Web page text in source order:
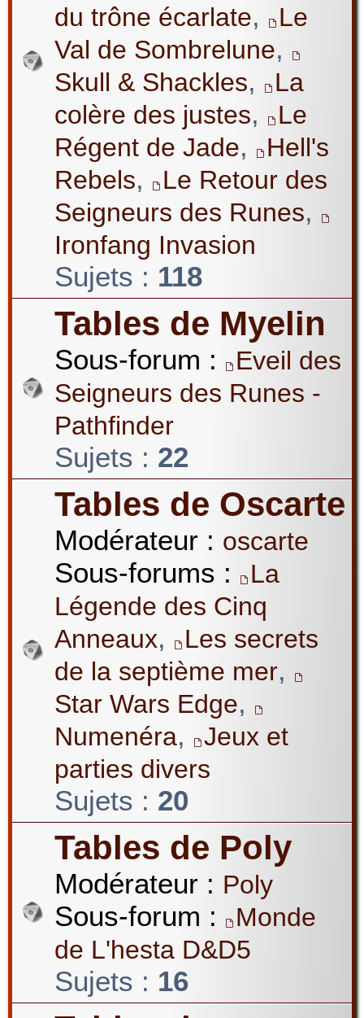
du trône écarlate,
Le
Val de Sombrelune,
Skull & Shackles,
La
colère des justes,
Le
Régent de Jade,
Hell's
Rebels,
Le Retour des
Seigneurs des Runes,
Ironfang Invasion
Sujets : 118
Tables de Myelin
Sous-forum :
Eveil des
Seigneurs des Runes -
Pathfinder
Sujets : 22
Tables de Oscarte
Modérateur : oscarte
Sous-forums :
La
Légende des Cinq
Anneaux,
Les secrets
de la septième mer,
Star Wars Edge,
Numenéra,
Jeux et
parties divers
Sujets : 20
Tables de Poly
Modérateur : Poly
Sous-forum :
Monde
de L'hesta D&D5
Sujets : 16